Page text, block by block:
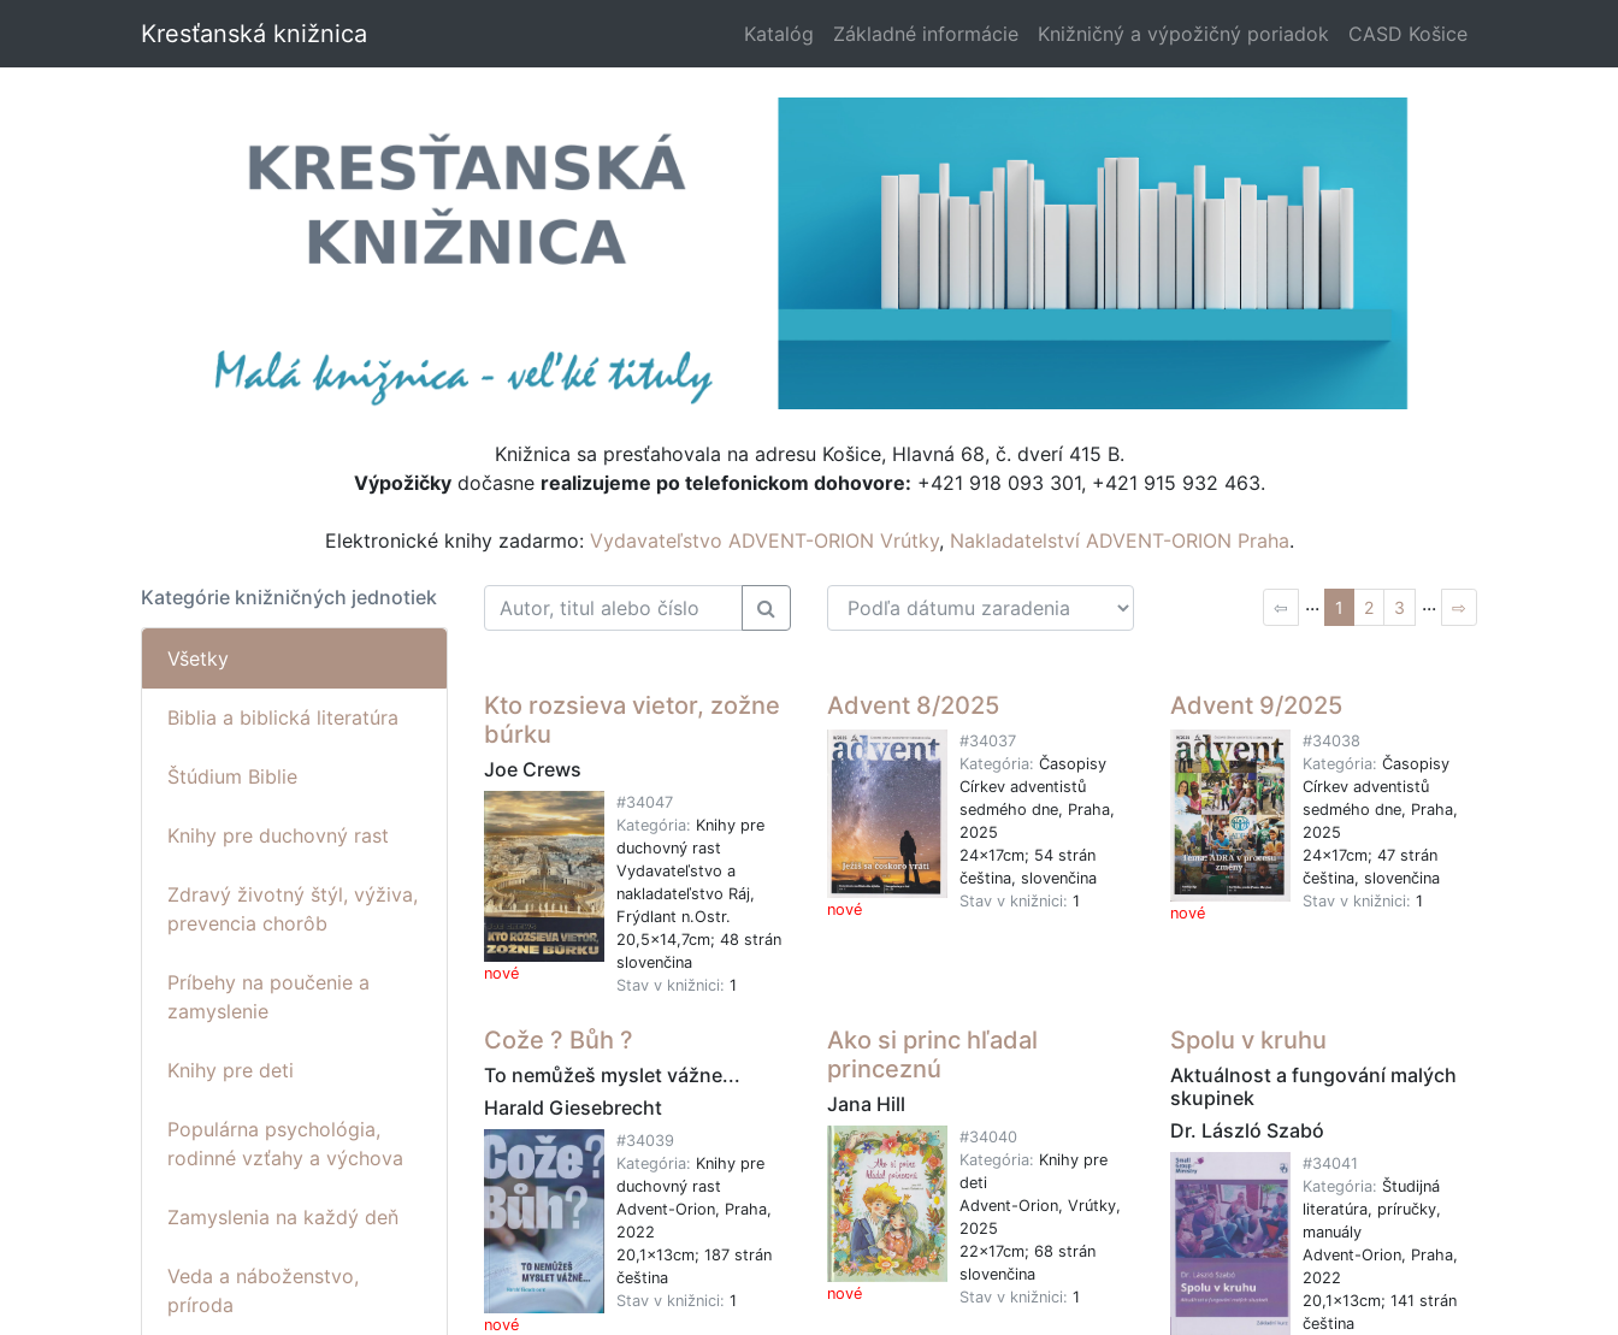
Kresťanská knižnica Katalóg Základné informácie Knižničný a výpožičný poriadok CASD Košice
Knižnica sa presťahovala na adresu Košice, Hlavná 68, č. dverí 415 B.
Výpožičkydočasne realizujeme po telefonickom dohovore: +421 918 093 301, +421 915 932 463.
Elektronické knihy zadarmo: Vydavateľstvo ADVENT-ORION Vrútky, Nakladatelství ADVENT-ORION Praha.
Kategórie knižničných jednotiek
Všetky
Biblia a biblická literatúra
Štúdium Biblie
Knihy pre duchovný rast
Zdravý životný štýl, výživa,
prevencia chorôb
Príbehy na poučenie a
zamyslenie
Knihy pre deti
Populárna psychológia,
rodinné vzťahy a výchova
Zamyslenia na každý deň
Veda a náboženstvo,
príroda
⇦ ... 1 2 3 ... ⇨
Kto rozsieva vietor, zožne
búrku
Joe Crews
nové
#34047
Kategória: Knihy pre
duchovný rast
Vydavateľstvo a
nakladateľstvo Ráj,
Frýdlant n.Ostr.
20,5x14,7cm; 48 strán
slovenčina
Stav v knižnici: 1
Advent 8/2025
nové
#34037
Kategória: Časopisy
Církev adventistů
sedmého dne, Praha,
2025
24x17cm; 54 strán
čeština, slovenčina
Stav v knižnici: 1
Advent 9/2025
nové
#34038
Kategória: Časopisy
Církev adventistů
sedmého dne, Praha,
2025
24x17cm; 47 strán
čeština, slovenčina
Stav v knižnici: 1
Cože ? Bůh ?
To nemůžeš myslet vážne...
Harald Giesebrecht
nové
#34039
Kategória: Knihy pre
duchovný rast
Advent-Orion, Praha,
2022
20,1x13cm; 187 strán
čeština
Stav v knižnici: 1
Ako si princ hľadal
princeznú
Jana Hill
nové
#34040
Kategória: Knihy pre
deti
Advent-Orion, Vrútky,
2025
22x17cm; 68 strán
slovenčina
Stav v knižnici: 1
Spolu v kruhu
Aktuálnost a fungování malých
skupinek
Dr. László Szabó
#34041
Kategória: Študijná
literatúra, príručky,
manuály
Advent-Orion, Praha,
2022
20,1x13cm; 141 strán
čeština